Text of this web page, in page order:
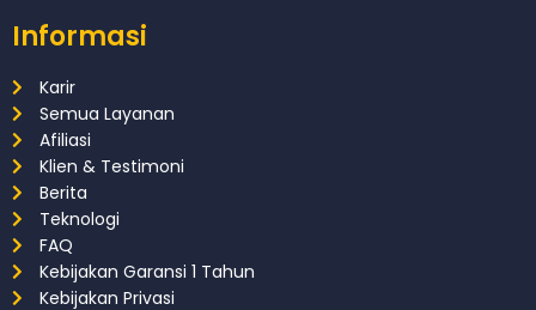
Informasi
Karir
Semua Layanan
Afiliasi
Klien & Testimoni
Berita
Teknologi
FAQ
Kebijakan Garansi 1 Tahun
Kebijakan Privasi